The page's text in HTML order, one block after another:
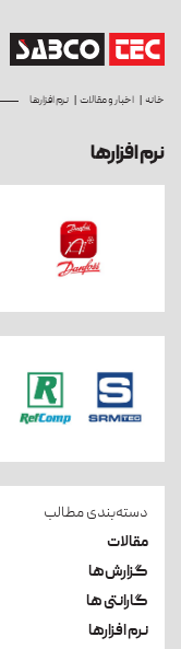
خانه اخبار و مقالات نرم افزارها
نرم افزارها
دسته‌بندی مطالب
مقالات
گزارش‌ها
گارانتی ها
نرم افزارها